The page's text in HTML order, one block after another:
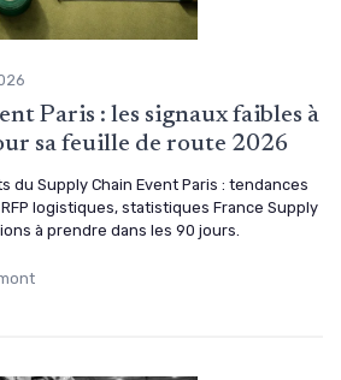
Paris : les signaux faibles à
sa feuille de route 2026
du Supply Chain Event Paris : tendances
logistiques, statistiques France Supply
à prendre dans les 90 jours.